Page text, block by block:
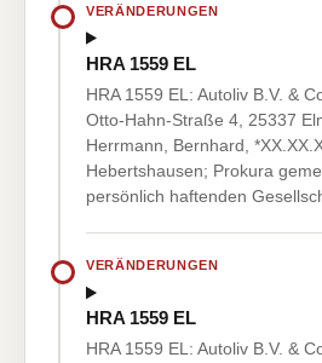
VERÄNDERUNGEN
HRA 1559 EL
HRA 1559 EL: Autoliv B.V. &
Otto-Hahn-Straße 4, 25337
Herrmann, Bernhard,
Hebertshausen; Prokura
persönlich haftenden
VERÄNDERUNGEN
HRA 1559 EL
HRA 1559 EL: Autoliv B.V. &